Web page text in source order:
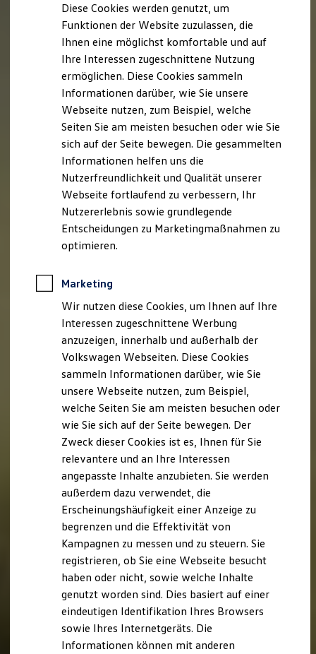
Für Privatkunden
Für Gewerbekunden
Leasing
Für Privatkunden
Für Gewerbekunden
Versicherungen & Garantien
Garantien
Kfz-Versicherung für Nutzfahrzeuge
Restschuldversicherung
Wartungsverträge
Besitzer & Service
Reparatur & Service
Sommer-Special
Reparatur, Pflege & Inspektion
Servicetermin anfragen
Service-Vorteile bei Volkswagen Nutzfahrzeuge
ServicePlus
Economy Service
Räder & Reifen Service
Ersatzfahrzeuge
Software, Konnektivität & Apps
California App
VW Connect für Ihren ID. Buzz
VW Connect für Ihren Transporter/Caravelle
VW Connect für Ihren Amarok
VW Connect für andere Modelle
Connect Pro
Fleet Interface Data
Multistop Pathfinder
Übersicht Software Updates
Hilfreiches für Besitzer
Fahrerassistenz- und Sicherheitssysteme
Kontrollleuchten
Kurzfahrprofile und Ölverdünnung
XTL-Dieselkraftstoff
Ersatzteile und Betriebsflüssigkeiten
Original Zubehör und Lifestyle Produkte
myVolkswagen
myVolkswagen Business
Elektrisch & Autonom
Elektro - & Hybridfahrzeuge
Unser Ansatz
Klimafreundlicher Strom
Reichweite & Ladelösungen
Reichweitensimulator
Ladezeitensimulator
Ladelösungen für Privatkunden
Ladelösungen für Gewerbekunden
Diese Cookies werden genutzt, um
Funktionen der Website zuzulassen, die
Ihnen eine möglichst komfortable und auf
Ihre Interessen zugeschnittene Nutzung
ermöglichen. Diese Cookies sammeln
Informationen darüber, wie Sie unsere
Webseite nutzen, zum Beispiel, welche
Seiten Sie am meisten besuchen oder wie Sie
sich auf der Seite bewegen. Die gesammelten
Informationen helfen uns die
Nutzerfreundlichkeit und Qualität unserer
Webseite fortlaufend zu verbessern, Ihr
Nutzererlebnis sowie grundlegende
Entscheidungen zu Marketingmaßnahmen zu
optimieren.
Marketing
Wir nutzen diese Cookies, um Ihnen auf Ihre
Interessen zugeschnittene Werbung
anzuzeigen, innerhalb und außerhalb der
Volkswagen Webseiten. Diese Cookies
sammeln Informationen darüber, wie Sie
unsere Webseite nutzen, zum Beispiel,
welche Seiten Sie am meisten besuchen oder
wie Sie sich auf der Seite bewegen. Der
Zweck dieser Cookies ist es, Ihnen für Sie
relevantere und an Ihre Interessen
angepasste Inhalte anzubieten. Sie werden
außerdem dazu verwendet, die
Erscheinungshäufigkeit einer Anzeige zu
begrenzen und die Effektivität von
Kampagnen zu messen und zu steuern. Sie
registrieren, ob Sie eine Webseite besucht
haben oder nicht, sowie welche Inhalte
genutzt worden sind. Dies basiert auf einer
eindeutigen Identifikation Ihres Browsers
sowie Ihres Internetgeräts. Die
Informationen können mit anderen